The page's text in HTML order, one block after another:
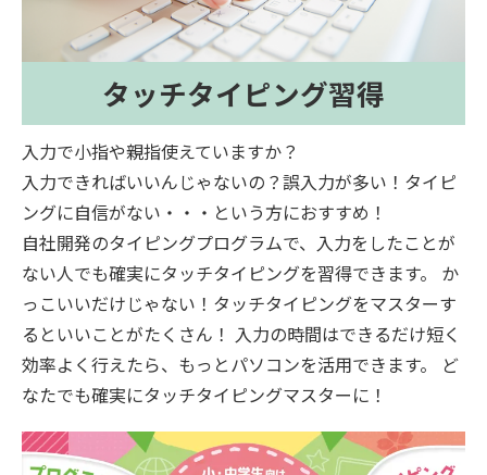
タッチタイピング習得
入力で小指や親指使えていますか？
入力できればいいんじゃないの？誤入力が多い！タイピ
ングに自信がない・・・という方におすすめ！
自社開発のタイピングプログラムで、入力をしたことが
ない人でも確実にタッチタイピングを習得できます。 か
っこいいだけじゃない！タッチタイピングをマスターす
るといいことがたくさん！ 入力の時間はできるだけ短く
効率よく行えたら、もっとパソコンを活用できます。 ど
なたでも確実にタッチタイピングマスターに！